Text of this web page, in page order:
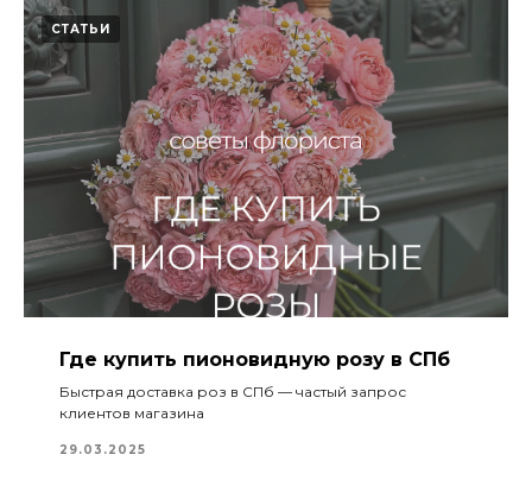
СТАТЬИ
Где купить пионовидную розу в СПб
Быстрая доставка роз в СПб — частый запрос
клиентов магазина
29.03.2025